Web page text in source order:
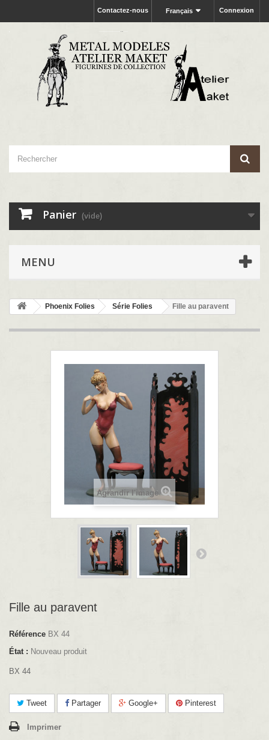
Connexion
Français
Contactez-nous
Panier (vide)
MENU
Phoenix Folies Série Folies Fille au paravent
Agrandir l'image
Fille au paravent
Référence BX 44
État : Nouveau produit
BX 44
Tweet Partager Google+ Pinterest
Imprimer